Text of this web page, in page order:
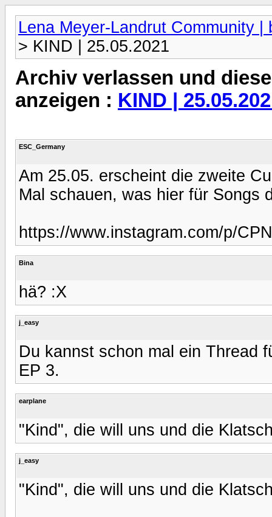
Lena Meyer-Landrut Community |
> KIND | 25.05.2021
Archiv verlassen und
anzeigen : KIND |
ESC_Germany
Am 25.05. erscheint die zweite
Mal schauen, was hier für Songs
https://www.instagram.com/p/
Bina
hä? :X
j_easy
Du kannst schon mal ein Thread
EP 3.
earplane
"Kind", die will uns und die
j_easy
"Kind", die will uns und die